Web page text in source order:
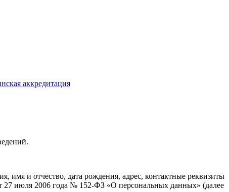
аккредитация
имя и отчество, дата рождения, адрес, контактные реквизиты
27 июля 2006 года № 152-ФЗ «О персональных данных» (далее